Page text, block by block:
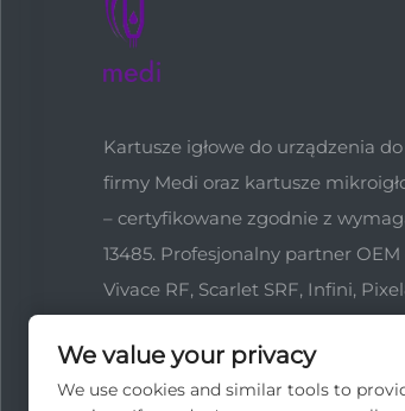
Kartusze igłowe do urządzenia
firmy Medi oraz kartusze
– certyfikowane zgodnie z
13485. Profesjonalny partner
Vivace RF, Scarlet SRF, Infini,
We value your privacy
We use cookies and similar tools to